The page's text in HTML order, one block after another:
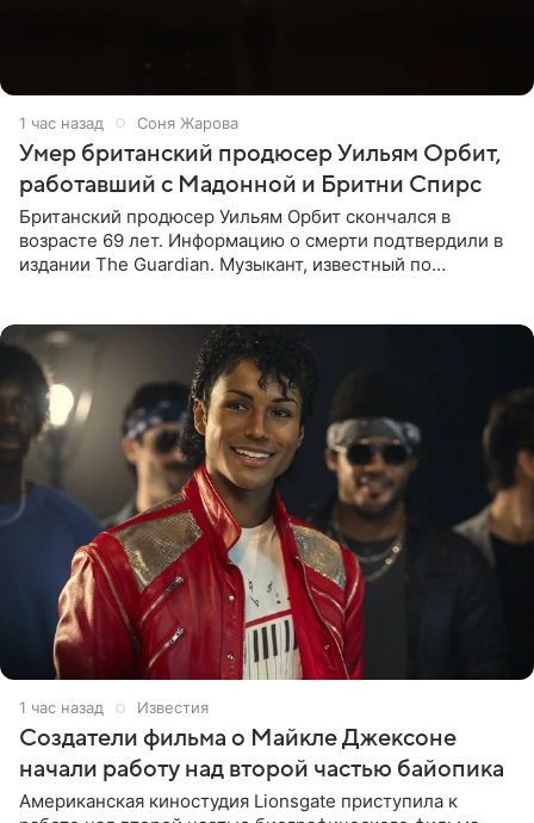
1 час назад Соня Жарова
Умер британский продюсер Уильям Орбит,
работавший с Мадонной и Бритни Спирс
Британский продюсер Уильям Орбит скончался в
возрасте 69 лет. Информацию о смерти подтвердили в
издании The Guardian. Музыкант, известный по
1 час назад Известия
Создатели фильма о Майкле Джексоне
начали работу над второй частью байопика
Американская киностудия Lionsgate приступила к